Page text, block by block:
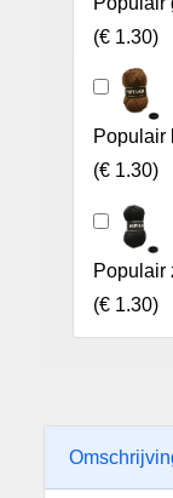
(€ 1.30)
Populair
(€ 1.30)
Populair
(€ 1.30)